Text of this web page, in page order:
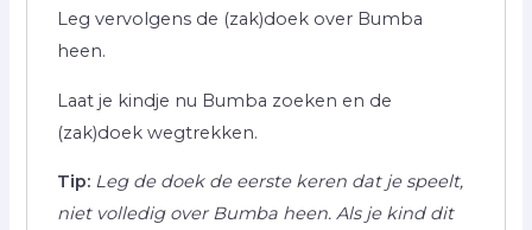
Leg vervolgens de (zak)doek over Bumba
heen.
Laat je kindje nu Bumba zoeken en de
(zak)doek wegtrekken.
Tip: Leg de doek de eerste keren dat je speelt,
niet volledig over Bumba heen. Als je kind dit